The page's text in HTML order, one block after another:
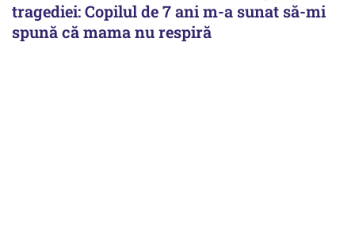
tragediei: Copilul de 7 ani m-a sunat să-mi
spună că mama nu respiră